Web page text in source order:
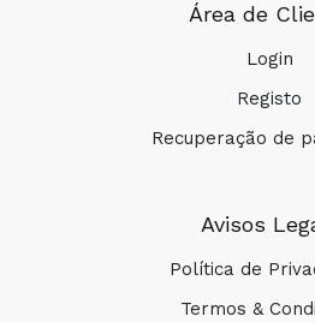
Área de
Login
Registo
Recuperação de
Avisos
Política de
Termos &